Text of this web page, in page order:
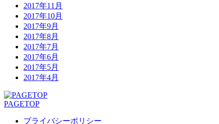
2017年11月
2017年10月
2017年9月
2017年8月
2017年7月
2017年6月
2017年5月
2017年4月
PAGETOP
プライバシーポリシー